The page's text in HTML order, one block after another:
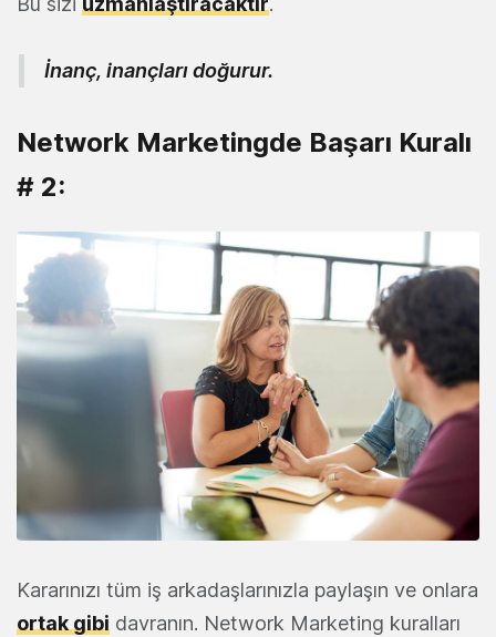
İnanç, inançları doğurur.
Network Marketingde Başarı Kuralı
# 2:
Kararınızı tüm iş arkadaşlarınızla paylaşın ve onlara
ortak gibi davranın. Network Marketing kuralları